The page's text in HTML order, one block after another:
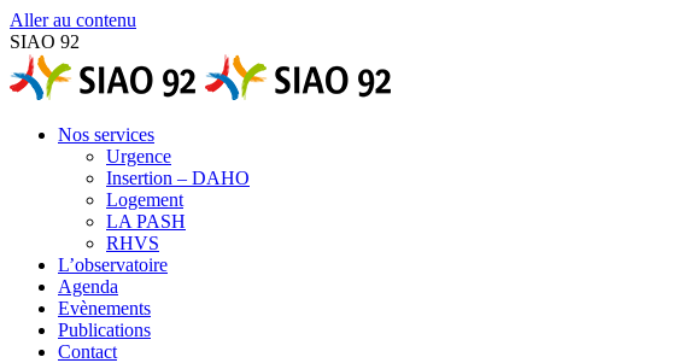
Aller au contenu
SIAO 92
Nos services
Urgence
Insertion – DAHO
Logement
LA PASH
RHVS
L’observatoire
Agenda
Evènements
Publications
Contact